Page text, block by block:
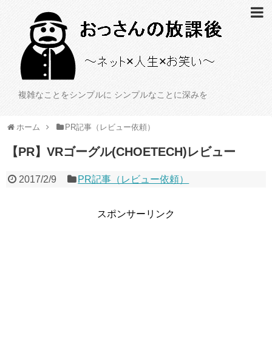
複雑なことをシンプルに シンプルなことに深みを
ホーム PR記事（レビュー依頼）
【PR】VRゴーグル(CHOETECH)レビュー
2017/2/9 PR記事（レビュー依頼）
スポンサーリンク